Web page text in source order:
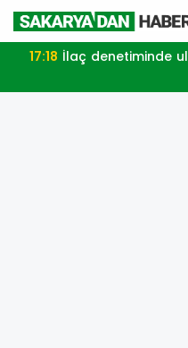
17:18 İlaç denetiminde